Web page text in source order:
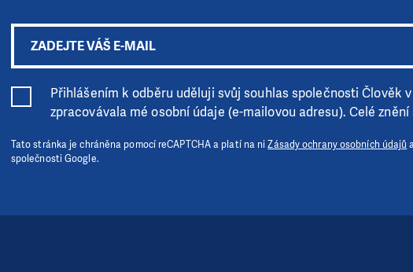
Přihlášením k odběru uděluji svůj souhlas společnosti Člověk
zpracovávala mé osobní údaje (e-mailovou adresu). Celé znění
Tato stránka je chráněna pomocí reCAPTCHA a platí na niZásady ochrany osobních údajů
společnosti Google.